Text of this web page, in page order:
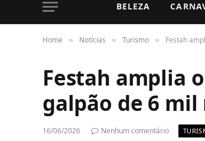
BELEZA
Home » Notícias » Turismo » Festah
Festah amplia
galpão de 6 mil
16/06/2026 Nenhum comentário